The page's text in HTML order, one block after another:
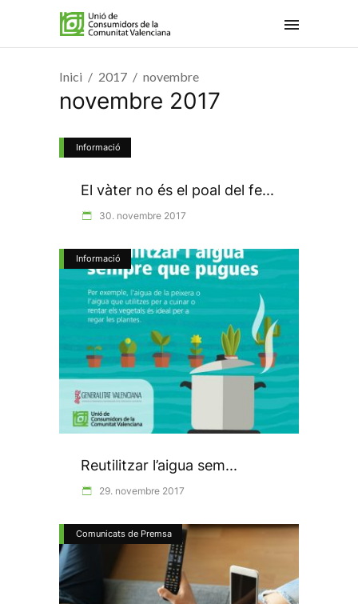
Inici 2017 novembre
novembre 2017
Informació
El vàter no és el poal del fe...
30. novembre 2017
Informació
Reutilitzar l’aigua sem...
29. novembre 2017
Comunicats de Premsa